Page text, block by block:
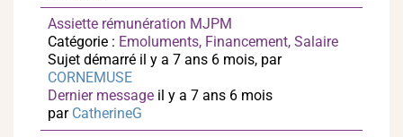
Assiette rémunération MJPM
Catégorie : Emoluments, Financement, Salaire
Sujet démarré il y a 7 ans 6 mois, par
CORNEMUSE
Dernier message il y a 7 ans 6 mois
par CatherineG